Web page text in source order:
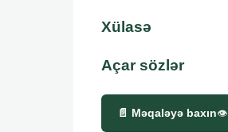
Xülasə
Açar sözlər
📄 Məqaləyə baxın👁